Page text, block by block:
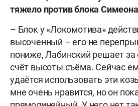
тяжело противблокаСимеона
– Блок у «Локомотива»
высоченный – его не
пониже, Лабинский решает за
счёт высоты съёма. Сейчас
удаётся использовать эти
мне очень нравится, но он